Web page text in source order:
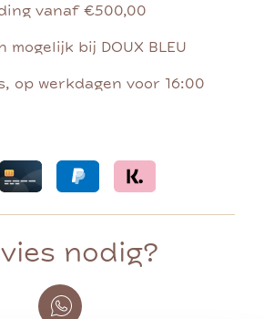
vanaf €500,00
bij DOUX BLEU
op werkdagen voor 16:00
nodig?